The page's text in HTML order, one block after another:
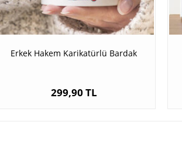
Erkek Hakem Karikatürlü Bardak
299,90 TL